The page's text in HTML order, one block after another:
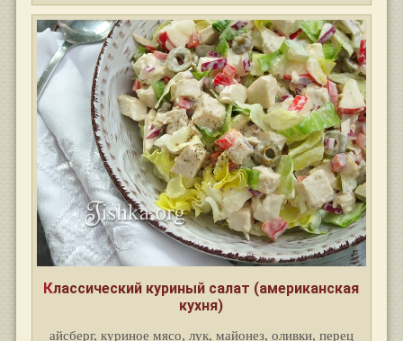
Классический куриный салат (американская
кухня)
айсберг, куриное мясо, лук, майонез, оливки, перец